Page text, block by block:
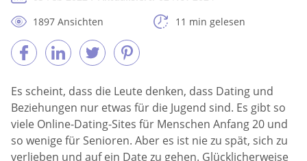
1897 Ansichten
11 min gelesen
Es scheint, dass die Leute denken, dass Dating und
Beziehungen nur etwas für die Jugend sind. Es gibt so
viele Online-Dating-Sites für Menschen Anfang 20 und
so wenige für Senioren. Aber es ist nie zu spät, sich zu
verlieben und auf ein Date zu gehen. Glücklicherweise